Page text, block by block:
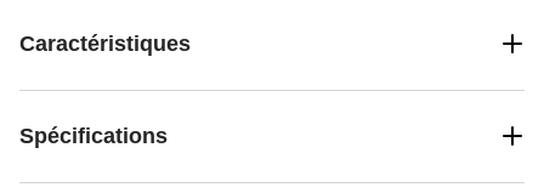
Caractéristiques
Spécifications